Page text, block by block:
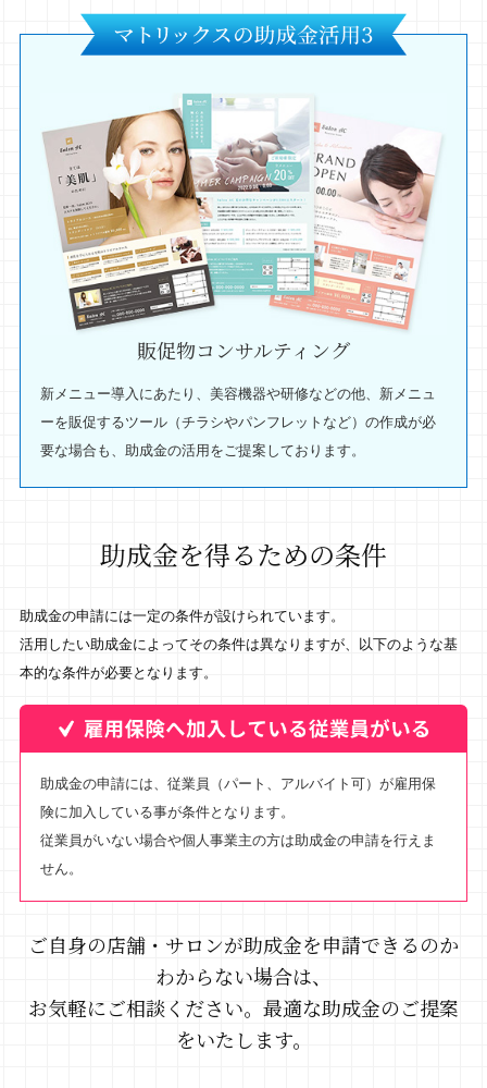
販促物コンサルティング
新メニュー導入にあたり、美容機器や研修などの他、新メニュ
ーを販促するツール（チラシやパンフレットなど）の作成が必
要な場合も、助成金の活用をご提案しております。
助成金を得るための条件
助成金の申請には一定の条件が設けられています。
活用したい助成金によってその条件は異なりますが、以下のような基
本的な条件が必要となります。
助成金の申請には、従業員（パート、アルバイト可）が雇用保
険に加入している事が条件となります。
従業員がいない場合や個人事業主の方は助成金の申請を行えま
せん。
ご自身の店舗・サロンが助成金を申請できるのか
わからない場合は、
お気軽にご相談ください。最適な助成金のご提案
をいたします。